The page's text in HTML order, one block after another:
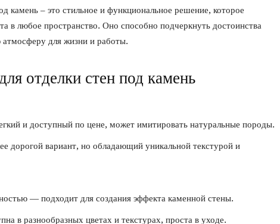
камень – это стильное и функциональное решение, которое
в любое пространство. Оно способно подчеркнуть достоинства
для жизни и работы.
отделки стен под камень
и доступный по цене, может имитировать натуральные породы.
дорогой вариант, но обладающий уникальной текстурой и
— подходит для создания эффекта каменной стены.
в разнообразных цветах и текстурах, проста в уходе.